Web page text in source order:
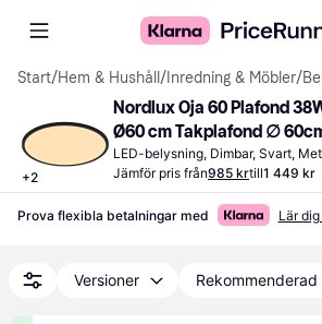
Start/Hem & Hushåll / Inredning & Möbler/
+2
Nordlux Oja 60 Plafond
Ø60 cm Takplafond ∅
LED-belysning, Dimbar, Svart,
Jämför pris från985 krtill1 449 kr
Prova flexibla betalningar med Lär
Versioner Rekommenderad